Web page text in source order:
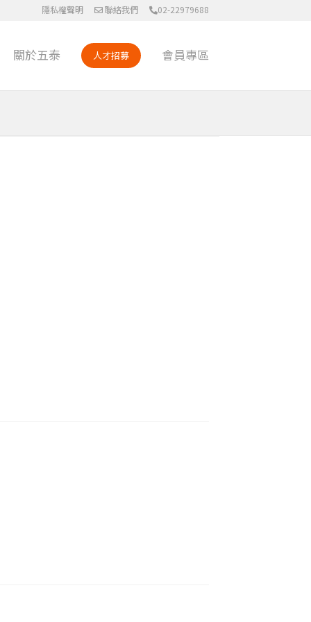
02-22979688
聯絡我們
隱私權聲明
會員專區
人才招募
關於五泰